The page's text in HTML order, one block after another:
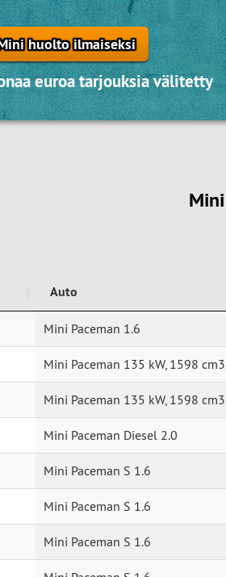
huolto ilmaiseksi
euroa tarjouksia välitetty
Auto
Auto
Mini Paceman 1.6
Mini Paceman 135 kW, 1598
Mini Paceman 135 kW, 1598
Mini Paceman Diesel 2.0
Mini Paceman S 1.6
Mini Paceman S 1.6
Mini Paceman S 1.6